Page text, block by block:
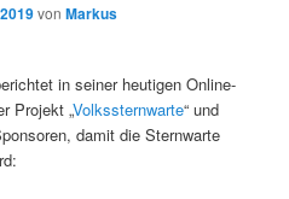
vonMarkus
in seiner heutigen Online-
Projekt „Volkssternwarte“ und
damit die Sternwarte